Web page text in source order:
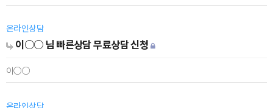
온라인상담
이○○ 님 빠른상담 무료상담 신청
이○○